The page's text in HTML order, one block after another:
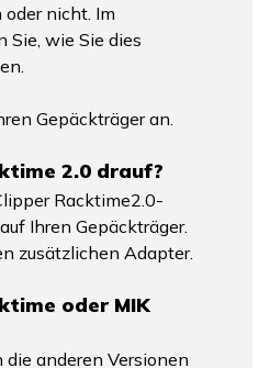
nicht. Im
Sie, wie Sie dies
Gepäckträger an.
2.0 drauf?
Racktime2.0-
Ihren Gepäckträger.
zusätzlichen Adapter.
oder MIK
die anderen Versionen